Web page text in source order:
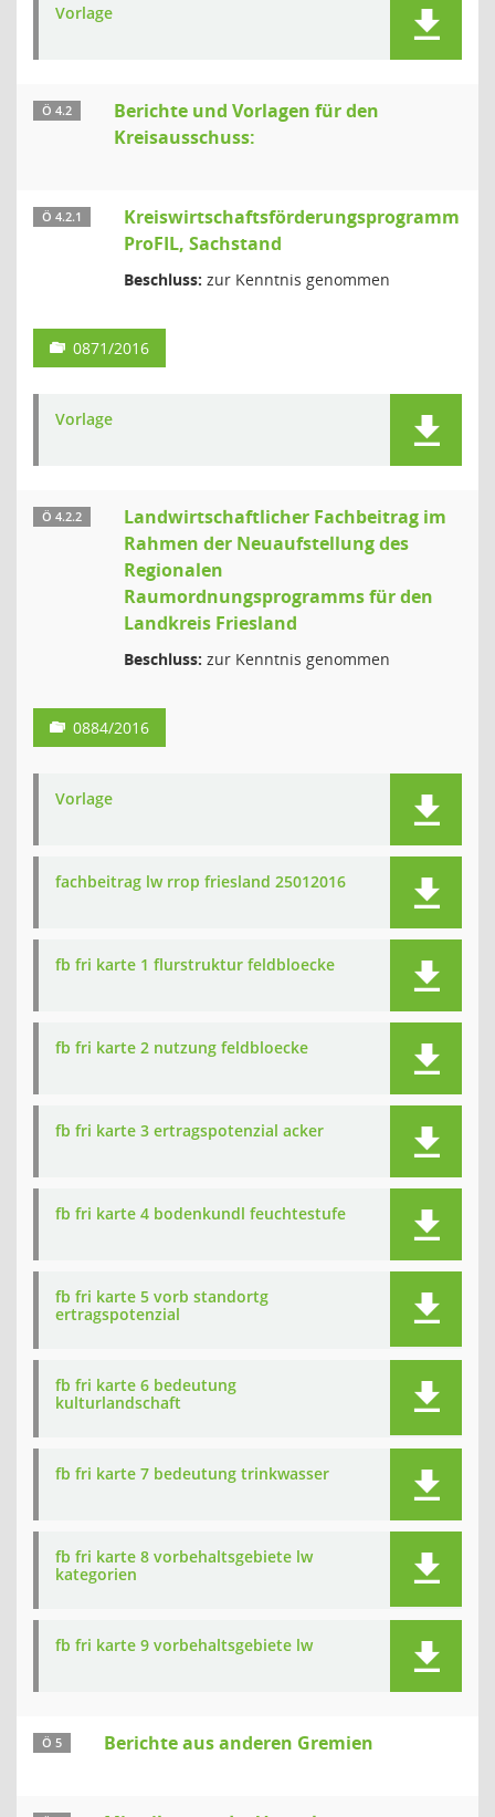
Vorlage
Ö 4.2
Berichte und Vorlagen für den
Kreisausschuss:
Ö 4.2.1
Kreiswirtschaftsförderungsprogramm
ProFIL, Sachstand
Beschluss: zur Kenntnis genommen
0871/2016
Vorlage
Ö 4.2.2
Landwirtschaftlicher Fachbeitrag im
Rahmen der Neuaufstellung des
Regionalen
Raumordnungsprogramms für den
Landkreis Friesland
Beschluss: zur Kenntnis genommen
0884/2016
Vorlage
fachbeitrag lw rrop friesland 25012016
fb fri karte 1 flurstruktur feldbloecke
fb fri karte 2 nutzung feldbloecke
fb fri karte 3 ertragspotenzial acker
fb fri karte 4 bodenkundl feuchtestufe
fb fri karte 5 vorb standortg
ertragspotenzial
fb fri karte 6 bedeutung
kulturlandschaft
fb fri karte 7 bedeutung trinkwasser
fb fri karte 8 vorbehaltsgebiete lw
kategorien
fb fri karte 9 vorbehaltsgebiete lw
Ö 5 Berichte aus anderen Gremien